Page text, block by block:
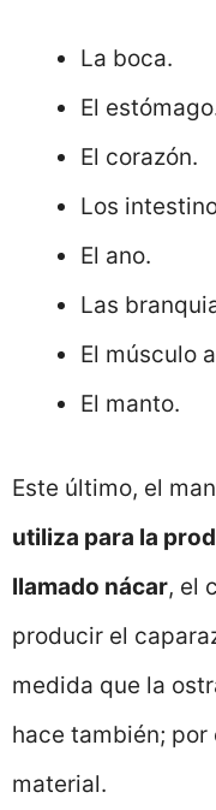
La boca.
El
El corazón.
Los
El ano.
Las
El músculo
El manto.
Este último, el
utiliza para la
llamado nácar, el
producir el
medida que la
hace también;
material.